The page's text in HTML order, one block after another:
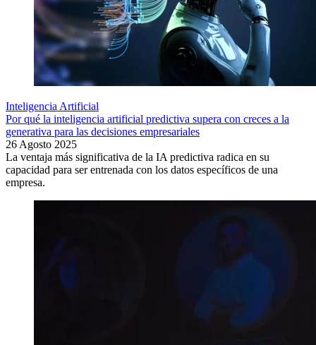
Inteligencia Artificial
Por qué la inteligencia artificial predictiva supera con creces a la
generativa para las decisiones empresariales
26 Agosto 2025
La ventaja más significativa de la IA predictiva radica en su
capacidad para ser entrenada con los datos específicos de una
empresa.